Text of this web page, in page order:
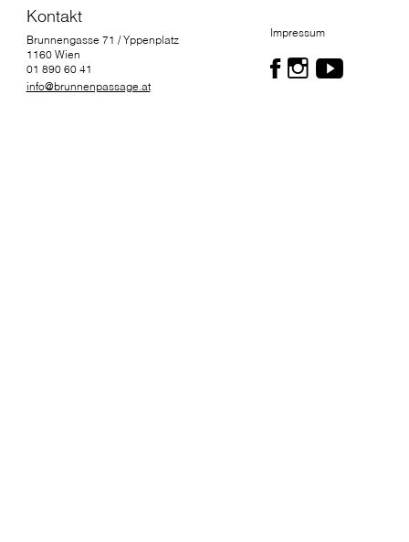
Kontakt
Brunnengasse 71 / Yppenplatz
1160 Wien
01 890 60 41
info@brunnenpassage.at
Impressum